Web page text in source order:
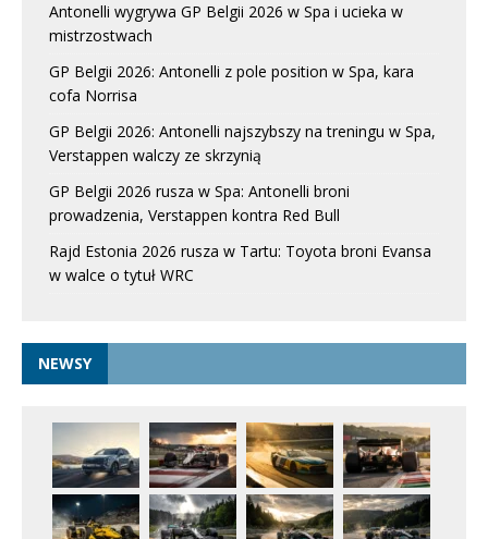
Antonelli wygrywa GP Belgii 2026 w Spa i ucieka w
mistrzostwach
GP Belgii 2026: Antonelli z pole position w Spa, kara
cofa Norrisa
GP Belgii 2026: Antonelli najszybszy na treningu w Spa,
Verstappen walczy ze skrzynią
GP Belgii 2026 rusza w Spa: Antonelli broni
prowadzenia, Verstappen kontra Red Bull
Rajd Estonia 2026 rusza w Tartu: Toyota broni Evansa
w walce o tytuł WRC
NEWSY